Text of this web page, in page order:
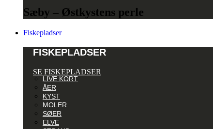
Sæby – Østkystens perle
Fiskepladser
FISKEPLADSER
SE FISKEPLADSER
LIVE KORT
ÅER
KYST
MOLER
SØER
ELVE